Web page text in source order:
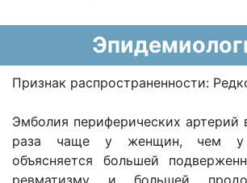
Признак распространенности:
Эмболия периферических артерий
раза чаще у женщин, чем у
объясняется большей
ревматизму и большей